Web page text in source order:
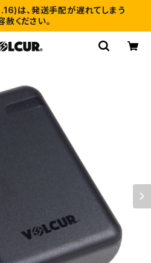
は、発送手配が遅れてしまう
赦ください。